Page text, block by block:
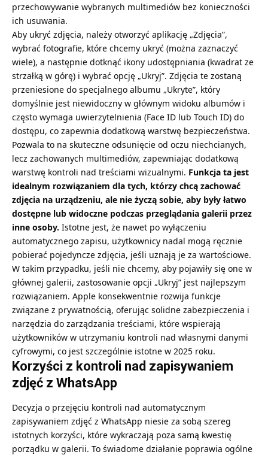
przechowywanie wybranych multimediów bez konieczności
ich usuwania.
Aby ukryć zdjęcia, należy otworzyć aplikację „Zdjęcia”,
wybrać fotografie, które chcemy ukryć (można zaznaczyć
wiele), a następnie dotknąć ikony udostępniania (kwadrat ze
strzałką w górę) i wybrać opcję „Ukryj”. Zdjęcia te zostaną
przeniesione do specjalnego albumu „Ukryte”, który
domyślnie jest niewidoczny w głównym widoku albumów i
często wymaga uwierzytelnienia (Face ID lub Touch ID) do
dostępu, co zapewnia dodatkową warstwę bezpieczeństwa.
Pozwala to na skuteczne odsunięcie od oczu niechcianych,
lecz zachowanych multimediów, zapewniając dodatkową
warstwę kontroli nad treściami wizualnymi. Funkcja ta jest
idealnym rozwiązaniem dla tych, którzy chcą zachować
zdjęcia na urządzeniu, ale nie życzą sobie, aby były łatwo
dostępne lub widoczne podczas przeglądania galerii przez
inne osoby. Istotne jest, że nawet po wyłączeniu
automatycznego zapisu, użytkownicy nadal mogą ręcznie
pobierać pojedyncze zdjęcia, jeśli uznają je za wartościowe.
W takim przypadku, jeśli nie chcemy, aby pojawiły się one w
głównej galerii, zastosowanie opcji „Ukryj” jest najlepszym
rozwiązaniem. Apple konsekwentnie rozwija funkcje
związane z prywatnością, oferując solidne zabezpieczenia i
narzędzia do zarządzania treściami, które wspierają
użytkowników w utrzymaniu kontroli nad własnymi danymi
cyfrowymi, co jest szczególnie istotne w 2025 roku.
Korzyści z kontroli nad zapisywaniem
zdjęć z WhatsApp
Decyzja o przejęciu kontroli nad automatycznym
zapisywaniem zdjęć z WhatsApp niesie za sobą szereg
istotnych korzyści, które wykraczają poza samą kwestię
porządku w galerii. To świadome działanie poprawia ogólne